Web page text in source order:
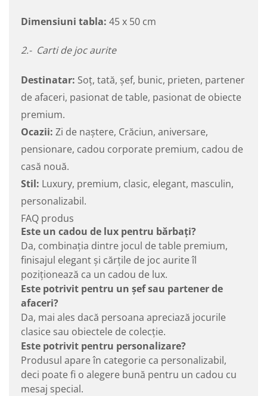
Dimensiuni tabla: 45 x 50 cm
2.- Carti de joc aurite
Destinatar: Soț, tată, șef, bunic, prieten, partener
de afaceri, pasionat de table, pasionat de obiecte
premium.
Ocazii: Zi de naștere, Crăciun, aniversare,
pensionare, cadou corporate premium, cadou de
casă nouă.
Stil: Luxury, premium, clasic, elegant, masculin,
personalizabil.
FAQ produs
Este un cadou de lux pentru bărbați?
Da, combinația dintre jocul de table premium,
finisajul elegant și cărțile de joc aurite îl
poziționează ca un cadou de lux.
Este potrivit pentru un șef sau partener de
afaceri?
Da, mai ales dacă persoana apreciază jocurile
clasice sau obiectele de colecție.
Este potrivit pentru personalizare?
Produsul apare în categorie ca personalizabil,
deci poate fi o alegere bună pentru un cadou cu
mesaj special.